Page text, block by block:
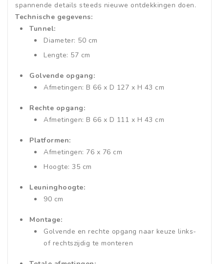
spannende details steeds nieuwe ontdekkingen doen.
Technische gegevens:
Tunnel:
Diameter: 50 cm
Lengte: 57 cm
Golvende opgang:
Afmetingen: B 66 x D 127 x H 43 cm
Rechte opgang:
Afmetingen: B 66 x D 111 x H 43 cm
Platformen:
Afmetingen: 76 x 76 cm
Hoogte: 35 cm
Leuninghoogte:
90 cm
Montage:
Golvende en rechte opgang naar keuze links-
of rechtszijdig te monteren